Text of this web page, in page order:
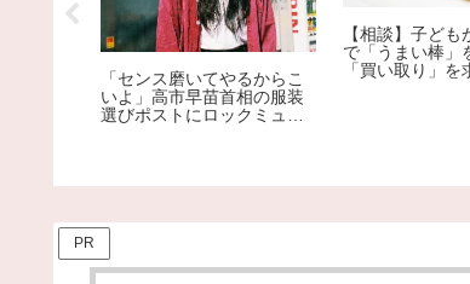
【相談】子どもがコンビニ
で「うまい棒」を開封して
「買い取り」を求められま
した。1本12円で、小さな
子どもがしたことです。ど
うしても「弁償」しなけれ
【爆笑】自称覇権アイドル
ME:Iさん、初日売上で
のデビューシングルを下回
る大爆死ｗｗｗｗｗｗｗｗ
ｗｗｗｗｗｗｗｗｗｗｗ
PR